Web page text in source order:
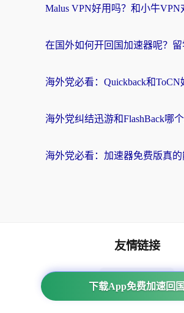
下载App免费加速回国
友情链接
海外回国加速器